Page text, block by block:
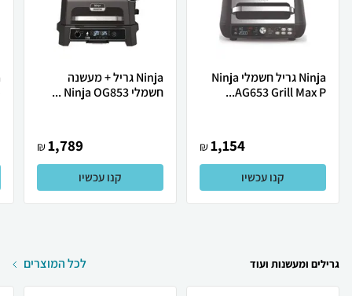
Ninja גריל חשמלי Ninja
AG653 Grill Max P...
1,154
₪
קנו עכשיו
Ninja גריל + מעשנה ‏
‏חשמלי Ninja OG853 ...
1,789
₪
קנו עכשיו
גרילים ומעשנות ועוד לכל המוצרים